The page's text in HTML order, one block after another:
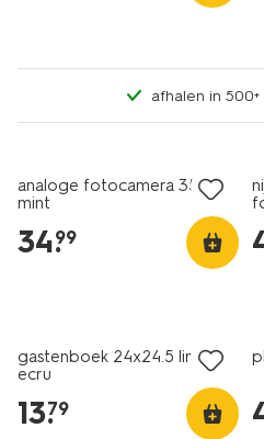
afhalen in
analoge fotocamera 35mm
mint
34.
99
gastenboek 24x24.5 linnen
ecru
13.
79